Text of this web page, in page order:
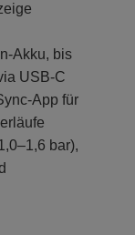
Akku, bis
USB-C
App für
bar),